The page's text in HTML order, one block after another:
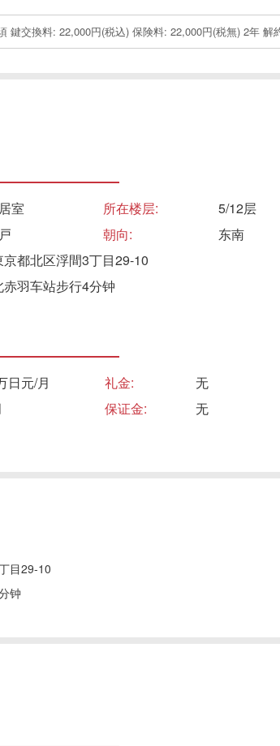
鍵交換料: 22,000円(税込) 保険料: 22,000円(税無) 2年 解
室 所在楼层:
5/12层
朝向:
东南
京都北区浮間3丁目29-10
赤羽车站步行4分钟
日元/月 礼金:
无
保证金:
无
目29-10
钟